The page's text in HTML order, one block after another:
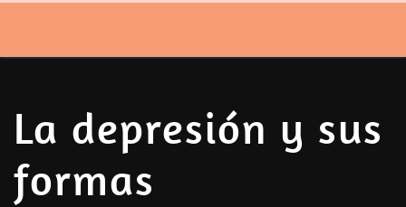
ONCE PARANÁ YOUTUBE/PYPNEWS –
La depresión y sus
formas